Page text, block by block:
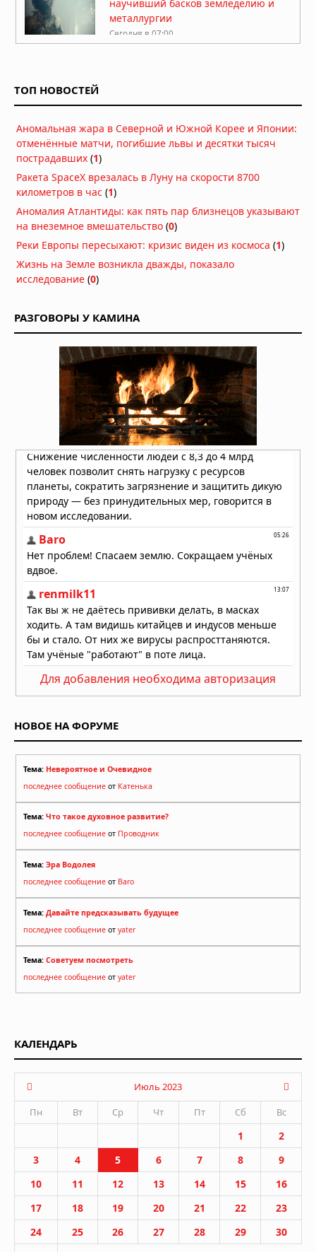
научивший басков земледелию и
металлургии
Сегодня в 07:00
звёздные врата: загадки ледяного
континента
Расшифрованный свиток рассказал
о последних часах Платона
Вчера в 07:15
запечатанную 5,5 миллиона лет:
внутри оказался живой мир, никогда
15 человек умерли после вскрытия
гробницы польского короля
Казимира IV в 1973 году
Вчера в 07:09
Кто на самом деле построил
загадочные каменные города
Восточной Африки: история,
которую колониальная археология
пыталась стереть
04.08.2026 в 11:37
Змеиная богиня Минойского Крита:
кто она на самом деле?
04.08.2026 в 09:57
ТОП НОВОСТЕЙ
Аномальная жара в Северной и Южной Корее и Японии:
отменённые матчи, погибшие львы и десятки тысяч
пострадавших (1)
Ракета SpaceX врезалась в Луну на скорости 8700
километров в час (1)
Аномалия Атлантиды: как пять пар близнецов указывают
на внеземное вмешательство (0)
Реки Европы пересыхают: кризис виден из космоса (1)
Жизнь на Земле возникла дважды, показало
исследование (0)
РАЗГОВОРЫ У КАМИНА
Для добавления необходима авторизация
НОВОЕ НА ФОРУМЕ
Тема: Невероятное и Очевидное
последнее сообщение от Катенька
Тема: Что такое духовное развитие?
последнее сообщение от Проводник
Тема: Эра Водолея
последнее сообщение от Baro
Тема: Давайте предсказывать будущее
последнее сообщение от yater
Тема: Советуем посмотреть
последнее сообщение от yater
КАЛЕНДАРЬ
Июль 2023
Пн
Вт Ср Чт Пт Сб Вс
1
2
3
4 5 6 7 8
9
10
11 12 13 14 15
16
17
18 19 20 21 22
23
24
25 26 27 28 29
30